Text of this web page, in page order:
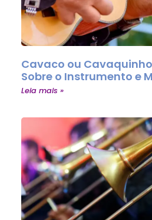
Cavaco ou
Sobre o Instrumento e
Leia mais »